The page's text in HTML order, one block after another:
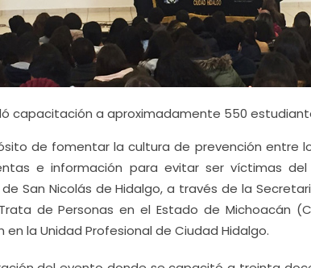
capacitación a aproximadamente 550
de fomentar la cultura de prevención entre
e información para evitar ser víctimas
San Nicolás de Hidalgo, a través de la
de Personas en el Estado de Michoacán
la Unidad Profesional de Ciudad Hidalgo.